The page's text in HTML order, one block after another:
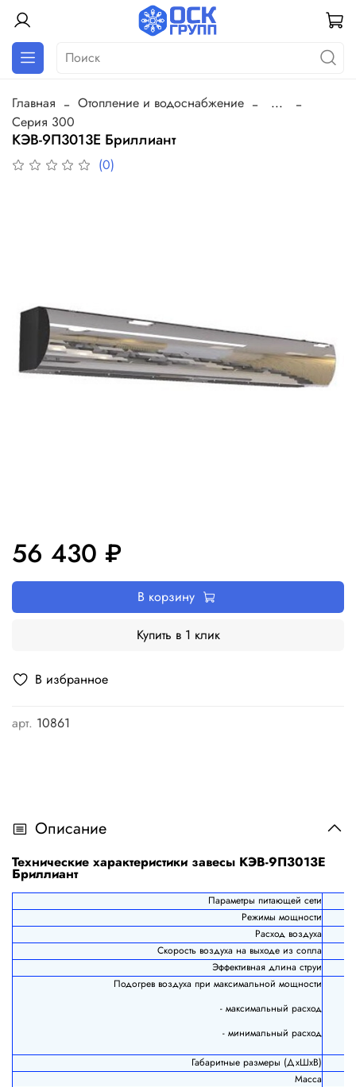
Главная Отопление и водоснабжение
...
Серия 300
КЭВ-9П3013Е Бриллиант
(0)
В избранное
арт. 10861
56 430 ₽
В корзину
Купить в 1 клик
Описание
Технические характеристики завесы КЭВ-9П3013Е
Бриллиант
Параметры питающей сети
Режимы мощности
Расход воздуха
Скорость воздуха на выходе из сопла
Эффективная длина струи
Подогрев воздуха при максимальной мощности
- максимальный расход
- минимальный расход
Габаритные размеры (ДхШхВ)
Масса